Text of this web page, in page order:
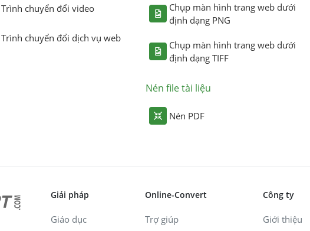
Trình chuyển đổi video
Trình chuyển đổi dịch vụ web
Chụp màn hình trang web dưới
định dạng PNG
Chụp màn hình trang web dưới
định dạng TIFF
Nén file tài liệu
Nén PDF
Giải pháp
Giáo dục
Online-Convert
Trợ giúp
Công ty
Giới thiệu